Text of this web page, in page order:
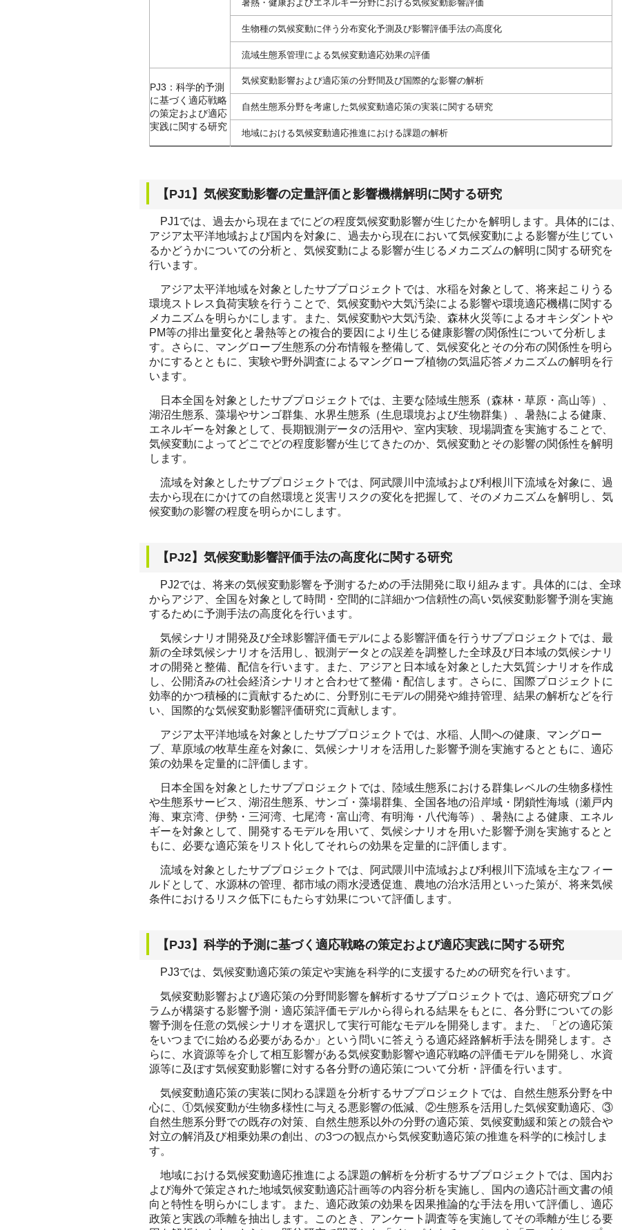
暑熱・健康およびエネルギー分野における気候変動影響評価
生物種の気候変動に伴う分布変化予測及び影響評価手法の高度化
流域生態系管理による気候変動適応効果の評価
PJ3：科学的予測
に基づく適応戦略
の策定および適応
実践に関する研究
気候変動影響および適応策の分野間及び国際的な影響の解析
自然生態系分野を考慮した気候変動適応策の実装に関する研究
地域における気候変動適応推進における課題の解析
【PJ1】気候変動影響の定量評価と影響機構解明に関する研究
PJ1では、過去から現在までにどの程度気候変動影響が生じたかを解明します。具体的には、
アジア太平洋地域および国内を対象に、過去から現在において気候変動による影響が生じてい
るかどうかについての分析と、気候変動による影響が生じるメカニズムの解明に関する研究を
行います。
アジア太平洋地域を対象としたサブプロジェクトでは、水稲を対象として、将来起こりうる
環境ストレス負荷実験を行うことで、気候変動や大気汚染による影響や環境適応機構に関する
メカニズムを明らかにします。また、気候変動や大気汚染、森林火災等によるオキシダントや
PM等の排出量変化と暑熱等との複合的要因により生じる健康影響の関係性について分析しま
す。さらに、マングローブ生態系の分布情報を整備して、気候変化とその分布の関係性を明ら
かにするとともに、実験や野外調査によるマングローブ植物の気温応答メカニズムの解明を行
います。
日本全国を対象としたサブプロジェクトでは、主要な陸域生態系（森林・草原・高山等）、
湖沼生態系、藻場やサンゴ群集、水界生態系（生息環境および生物群集）、暑熱による健康、
エネルギーを対象として、長期観測データの活用や、室内実験、現場調査を実施することで、
気候変動によってどこでどの程度影響が生じてきたのか、気候変動とその影響の関係性を解明
します。
流域を対象としたサブプロジェクトでは、阿武隈川中流域および利根川下流域を対象に、過
去から現在にかけての自然環境と災害リスクの変化を把握して、そのメカニズムを解明し、気
候変動の影響の程度を明らかにします。
【PJ2】気候変動影響評価手法の高度化に関する研究
PJ2では、将来の気候変動影響を予測するための手法開発に取り組みます。具体的には、全球
からアジア、全国を対象として時間・空間的に詳細かつ信頼性の高い気候変動影響予測を実施
するために予測手法の高度化を行います。
気候シナリオ開発及び全球影響評価モデルによる影響評価を行うサブプロジェクトでは、最
新の全球気候シナリオを活用し、観測データとの誤差を調整した全球及び日本域の気候シナリ
オの開発と整備、配信を行います。また、アジアと日本域を対象とした大気質シナリオを作成
し、公開済みの社会経済シナリオと合わせて整備・配信します。さらに、国際プロジェクトに
効率的かつ積極的に貢献するために、分野別にモデルの開発や維持管理、結果の解析などを行
い、国際的な気候変動影響評価研究に貢献します。
アジア太平洋地域を対象としたサブプロジェクトでは、水稲、人間への健康、マングロー
ブ、草原域の牧草生産を対象に、気候シナリオを活用した影響予測を実施するとともに、適応
策の効果を定量的に評価します。
日本全国を対象としたサブプロジェクトでは、陸域生態系における群集レベルの生物多様性
や生態系サービス、湖沼生態系、サンゴ・藻場群集、全国各地の沿岸域・閉鎖性海域（瀬戸内
海、東京湾、伊勢・三河湾、七尾湾・富山湾、有明海・八代海等）、暑熱による健康、エネル
ギーを対象として、開発するモデルを用いて、気候シナリオを用いた影響予測を実施するとと
もに、必要な適応策をリスト化してそれらの効果を定量的に評価します。
流域を対象としたサブプロジェクトでは、阿武隈川中流域および利根川下流域を主なフィー
ルドとして、水源林の管理、都市域の雨水浸透促進、農地の治水活用といった策が、将来気候
条件におけるリスク低下にもたらす効果について評価します。
【PJ3】科学的予測に基づく適応戦略の策定および適応実践に関する研究
PJ3では、気候変動適応策の策定や実施を科学的に支援するための研究を行います。
気候変動影響および適応策の分野間影響を解析するサブプロジェクトでは、適応研究プログ
ラムが構築する影響予測・適応策評価モデルから得られる結果をもとに、各分野についての影
響予測を任意の気候シナリオを選択して実行可能なモデルを開発します。また、「どの適応策
をいつまでに始める必要があるか」という問いに答えうる適応経路解析手法を開発します。さ
らに、水資源等を介して相互影響がある気候変動影響や適応戦略の評価モデルを開発し、水資
源等に及ぼす気候変動影響に対する各分野の適応策について分析・評価を行います。
気候変動適応策の実装に関わる課題を分析するサブプロジェクトでは、自然生態系分野を中
心に、①気候変動が生物多様性に与える悪影響の低減、②生態系を活用した気候変動適応、③
自然生態系分野での既存の対策、自然生態系以外の分野の適応策、気候変動緩和策との競合や
対立の解消及び相乗効果の創出、の3つの観点から気候変動適応策の推進を科学的に検討しま
す。
地域における気候変動適応推進による課題の解析を分析するサブプロジェクトでは、国内お
よび海外で策定された地域気候変動適応計画等の内容分析を実施し、国内の適応計画文書の傾
向と特性を明らかにします。また、適応政策の効果を因果推論的な手法を用いて評価し、適応
政策と実践の乖離を抽出します。このとき、アンケート調査等を実施してその乖離が生じる要